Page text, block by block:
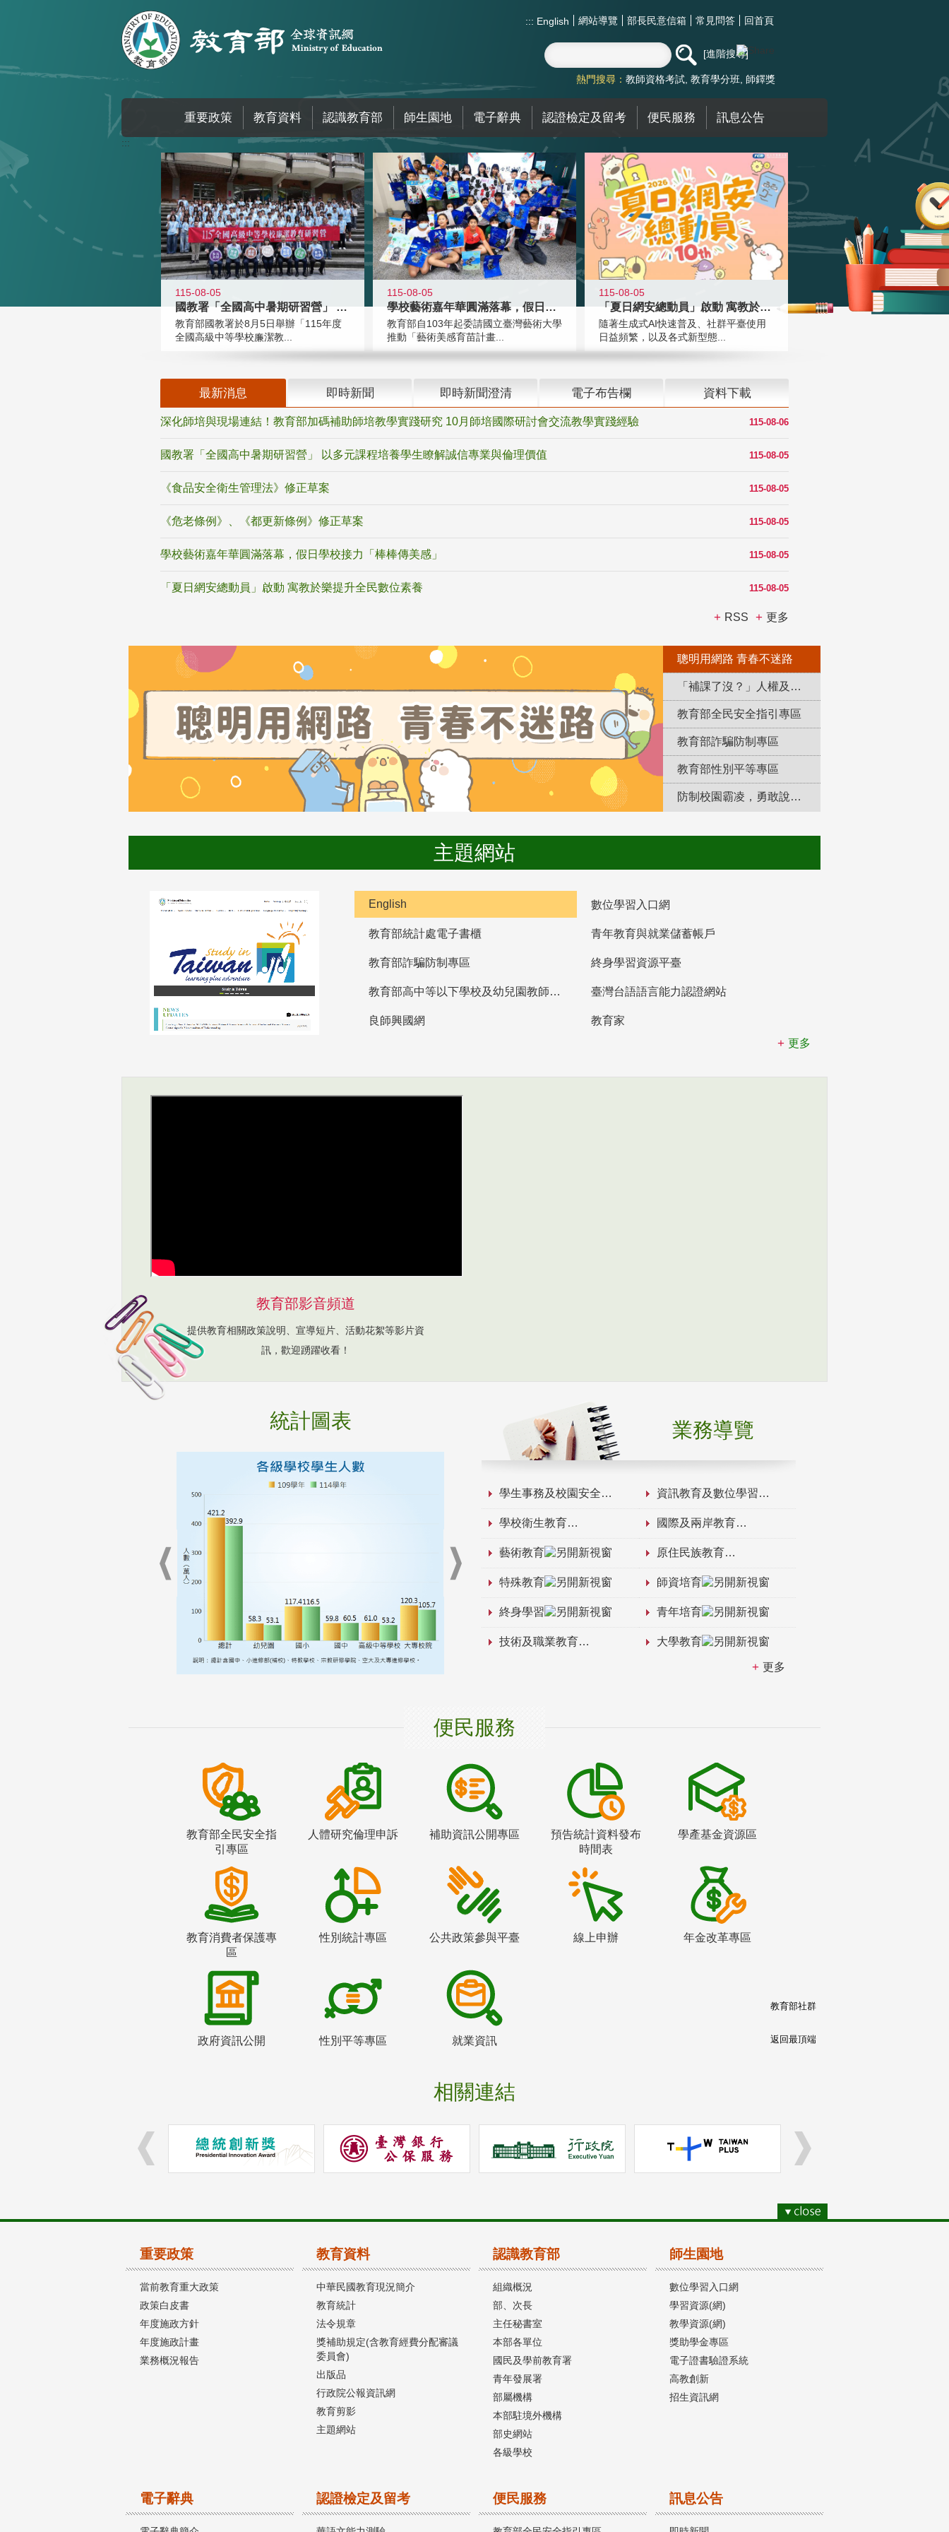
::: English 網站導覽 部長民意信箱 常見問答 回首頁
進階搜尋
熱門搜尋： 教師資格考試 教育學分班 師鐸獎
重要政策 教育資料 認識教育部 師生園地 電子辭典 認證檢定及留考 便民服務 訊息公告
:::
115-08-05
國教署「全國高中暑期研習營」 以多
教育部國教署於8月5日舉辦「115年度
全國高級中等學校廉潔教...
115-08-05
學校藝術嘉年華圓滿落幕，假日學校接
教育部自103年起委請國立臺灣藝術大學
推動「藝術美感育苗計畫...
115-08-05
「夏日網安總動員」啟動 寓教於樂提
隨著生成式AI快速普及、社群平臺使用
日益頻繁，以及各式新型態...
最新消息 即時新聞 即時新聞澄清 電子布告欄 資料下載
115-08-06
深化師培與現場連結！教育部加碼補助師培教學實踐研究 10月師培國際研討會交流教學實踐經驗
115-08-05
國教署「全國高中暑期研習營」 以多元課程培養學生瞭解誠信專業與倫理價值
115-08-05
《食品安全衛生管理法》修正草案
115-08-05
《危老條例》、《都更新條例》修正草案
115-08-05
學校藝術嘉年華圓滿落幕，假日學校接力「棒棒傳美感」
115-08-05
「夏日網安總動員」啟動 寓教於樂提升全民數位素養
RSS 更多
聰明用網路 青春不迷路
「補課了沒？」人權及轉型正義教育專區
教育部全民安全指引專區
教育部詐騙防制專區
教育部性別平等專區
防制校園霸凌，勇敢說出來！
主題網站
English 數位學習入口網
教育部統計處電子書櫃 青年教育與就業儲蓄帳戶
教育部詐騙防制專區 終身學習資源平臺
教育部高中等以下學校及幼兒園教師資格檢定考試 臺灣台語語言能力認證網站
良師興國網
教育家
更多
教育部影音頻道
提供教育相關政策說明、宣導短片、活動花絮等影片資
訊，歡迎踴躍收看！
統計圖表 業務導覽
學生事務及校園安全 資訊教育及數位學習
學校衛生教育 國際及兩岸教育
藝術教育 原住民族教育
特殊教育 師資培育
終身學習 青年培育
技術及職業教育 大學教育
更多
便民服務
教育部全民安全指
引專區
人體研究倫理申訴 補助資訊公開專區
預告統計資料發布
時間表
學產基金資源區
教育消費者保護專
區
性別統計專區 公共政策參與平臺 線上申辦 年金改革專區
政府資訊公開 性別平等專區 就業資訊
相關連結
教育部社群
返回最頂端
重要政策
當前教育重大政策
政策白皮書
年度施政方針
年度施政計畫
業務概況報告
教育資料
中華民國教育現況簡介
教育統計
法令規章
獎補助規定(含教育經費分配審議
委員會)
出版品
行政院公報資訊網
教育剪影
主題網站
認識教育部
組織概況
部、次長
主任秘書室
本部各單位
國民及學前教育署
青年發展署
部屬機構
本部駐境外機構
部史網站
各級學校
師生園地
數位學習入口網
學習資源(網)
教學資源(網)
獎助學金專區
電子證書驗證系統
高教創新
招生資訊網
電子辭典 認證檢定及留考 便民服務 訊息公告